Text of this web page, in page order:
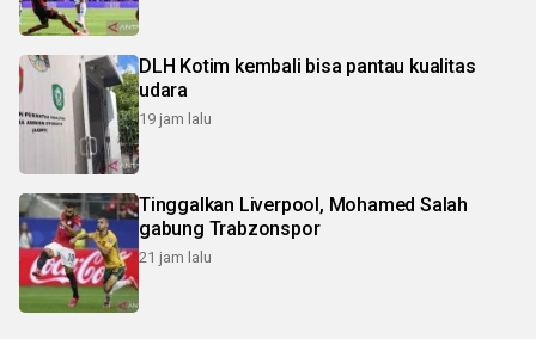
DLH Kotim kembali bisa pantau kualitas
udara
19 jam lalu
Tinggalkan Liverpool, Mohamed Salah
gabung Trabzonspor
21 jam lalu